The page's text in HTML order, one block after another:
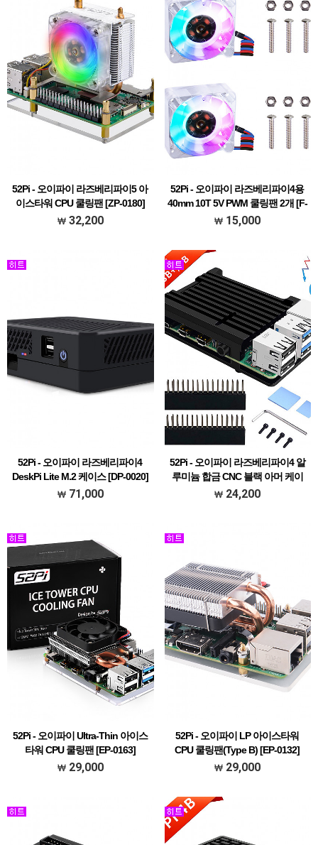
52Pi - 오이파이 라즈베리파이5 아
이스타워 CPU 쿨링팬 [ZP-0180]
32,200
52Pi - 오이파이 라즈베리파이4용
40mm 10T 5V PWM 쿨링팬 2개 [F-
0012]
15,000
52Pi - 오이파이 라즈베리파이4
DeskPi Lite M.2 케이스 [DP-0020]
71,000
52Pi - 오이파이 라즈베리파이4 알
루미늄 합금 CNC 블랙 아머 케이
스 [C-0027-Black]
24,200
52Pi - 오이파이 Ultra-Thin 아이스
타워 CPU 쿨링팬 [EP-0163]
29,000
52Pi - 오이파이 LP 아이스타워
CPU 쿨링팬(Type B) [EP-0132]
29,000